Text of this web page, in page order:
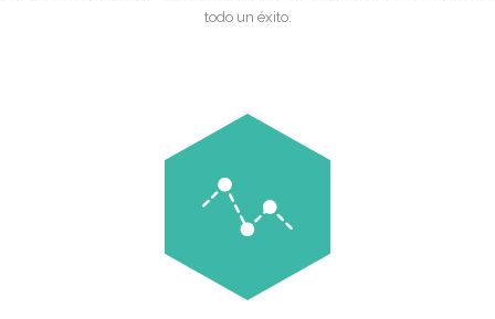
todo un éxito.